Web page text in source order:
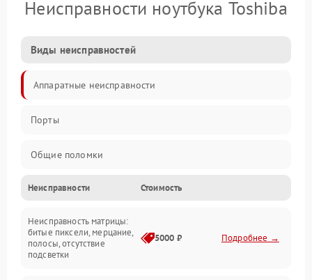
Неисправности ноутбука Toshiba
Виды неисправностей
Аппаратные неисправности
Порты
Общие поломки
Устройства
Программные ошибки
Электрические и системные сбои
Неисправности Стоимость
Неисправность матрицы:
битые пиксели, мерцание,
полосы, отсутствие
подсветки
5000 ₽ Подробнее →